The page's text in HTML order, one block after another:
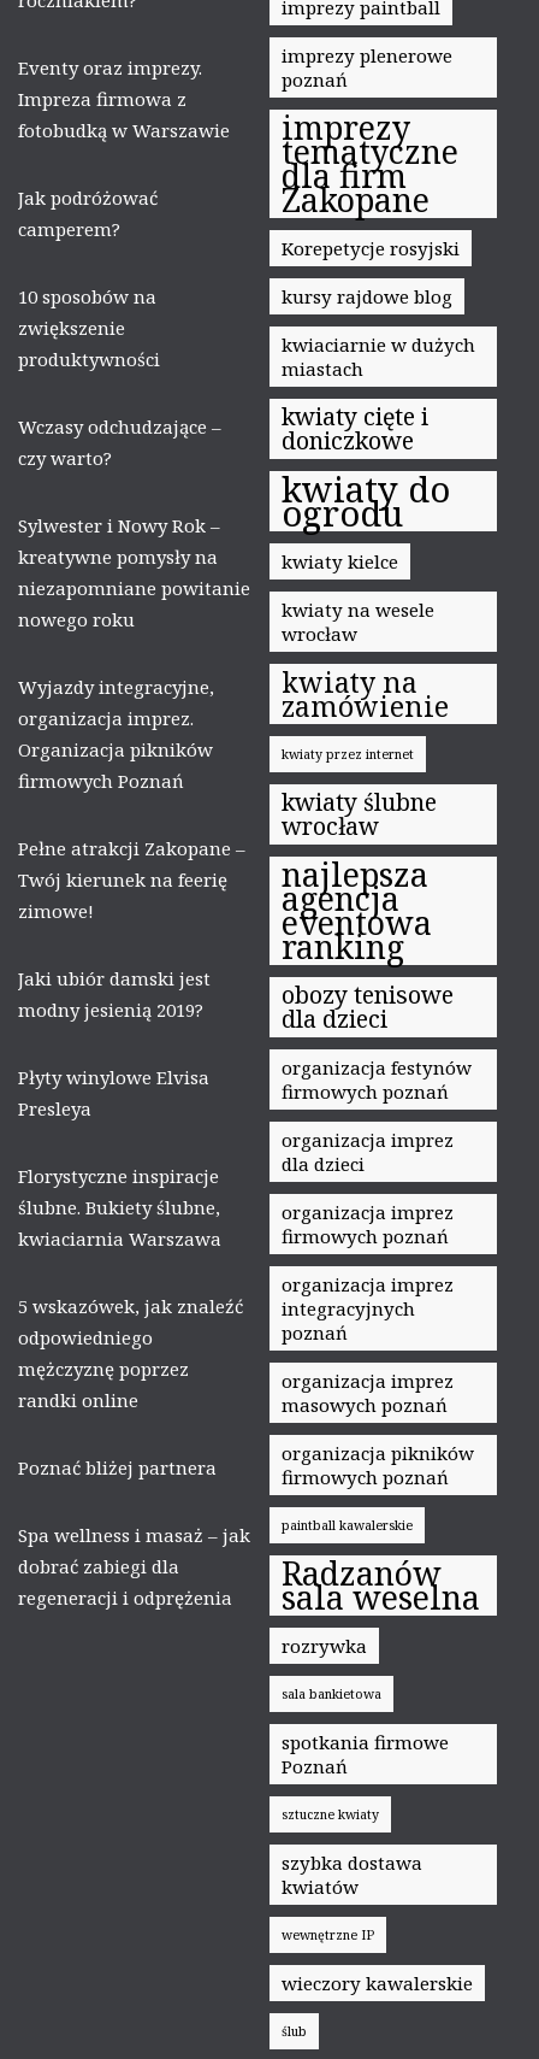
Eventy oraz imprezy.
Impreza firmowa z
fotobudką w Warszawie
Jak podróżować
camperem?
10 sposobów na
zwiększenie
produktywności
Wczasy odchudzające –
czy warto?
Sylwester i Nowy Rok –
kreatywne pomysły na
niezapomniane powitanie
nowego roku
Wyjazdy integracyjne,
organizacja imprez.
Organizacja pikników
firmowych Poznań
Pełne atrakcji Zakopane –
Twój kierunek na feerię
zimowe!
Jaki ubiór damski jest
modny jesienią 2019?
Płyty winylowe Elvisa
Presleya
Florystyczne inspiracje
ślubne. Bukiety ślubne,
kwiaciarnia Warszawa
5 wskazówek, jak znaleźć
odpowiedniego
mężczyznę poprzez
randki online
Poznać bliżej partnera
Spa wellness i masaż – jak
dobrać zabiegi dla
regeneracji i odprężenia
imprezy paintball
imprezy plenerowe
poznań
imprezy
tematyczne
dla firm
Zakopane
Korepetycje rosyjski
kursy rajdowe blog
kwiaciarnie w dużych
miastach
kwiaty cięte i
doniczkowe
kwiaty do
ogrodu
kwiaty kielce
kwiaty na wesele
wrocław
kwiaty na
zamówienie
kwiaty przez internet
kwiaty ślubne
wrocław
najlepsza
agencja
eventowa
ranking
obozy tenisowe
dla dzieci
organizacja festynów
firmowych poznań
organizacja imprez
dla dzieci
organizacja imprez
firmowych poznań
organizacja imprez
integracyjnych
poznań
organizacja imprez
masowych poznań
organizacja pikników
firmowych poznań
paintball kawalerskie
Radzanów
sala weselna
rozrywka
sala bankietowa
spotkania firmowe
Poznań
sztuczne kwiaty
szybka dostawa
kwiatów
wewnętrzne IP
wieczory kawalerskie
ślub